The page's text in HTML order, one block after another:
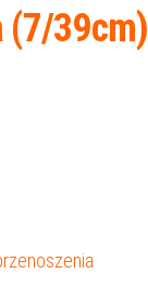
(7/39cm)